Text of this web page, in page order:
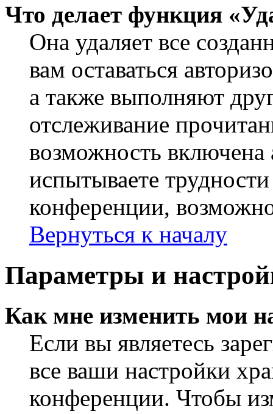
Что делает функция
Она удаляет все
вам оставаться
а также выполняют
отслеживание
возможность
испытываете
конференции,
Вернуться к началу
Параметры и
Как мне изменить мои
Если вы являетесь
все ваши настройки
конференции. Чтобы